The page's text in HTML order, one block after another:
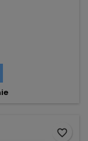
favorite_border